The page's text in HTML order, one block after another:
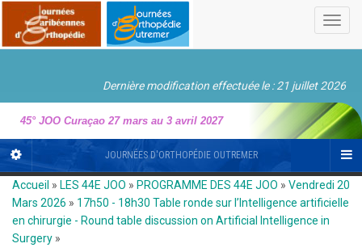
Dernière modification effectuée le : 21 juillet 2026
45° JOO Curaçao 27 mars au 3 avril 2027
JOURNÉES D'ORTHOPÉDIE OUTREMER
Accueil » LES 44E JOO » PROGRAMME DES 44E JOO » Vendredi 20
Mars 2026 » 17h50 - 18h30 Table ronde sur l’Intelligence artificielle
en chirurgie - Round table discussion on Artificial Intelligence in
Surgery »